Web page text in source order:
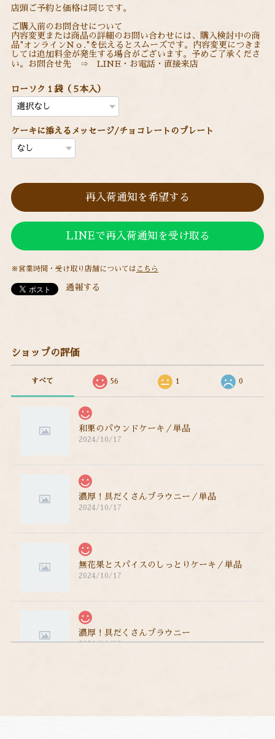
店頭ご予約と価格は同じです。
ご購入前のお問合せについて
内容変更または商品の詳細のお問い合わせには、購入検討中の商
品"オンラインＮｏ."を伝えるとスムーズです。内容変更につきま
しては追加料金が発生する場合がございます。予めご了承くださ
い。お問合せ先 ⇒ LINE・お電話・直接来店
ローソク１袋（５本入）
ケーキに添えるメッセージ/チョコレートのプレート
再入荷通知を希望する
LINEで再入荷通知を受け取る
※営業時間・受け取り店舗については こちら
通報する
ショップの評価
すべて 56 1 0
和栗のパウンドケーキ／単品
2024/10/17
濃厚！具だくさんブラウニー／単品
2024/10/17
無花果とスパイスのしっとりケーキ／単品
2024/10/17
濃厚！具だくさんブラウニー
2024/10/08